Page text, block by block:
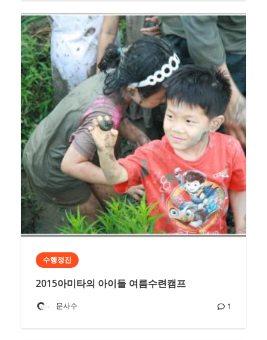
수행정진
2015아미타의 아이들 여름수련캠프
문사수 1